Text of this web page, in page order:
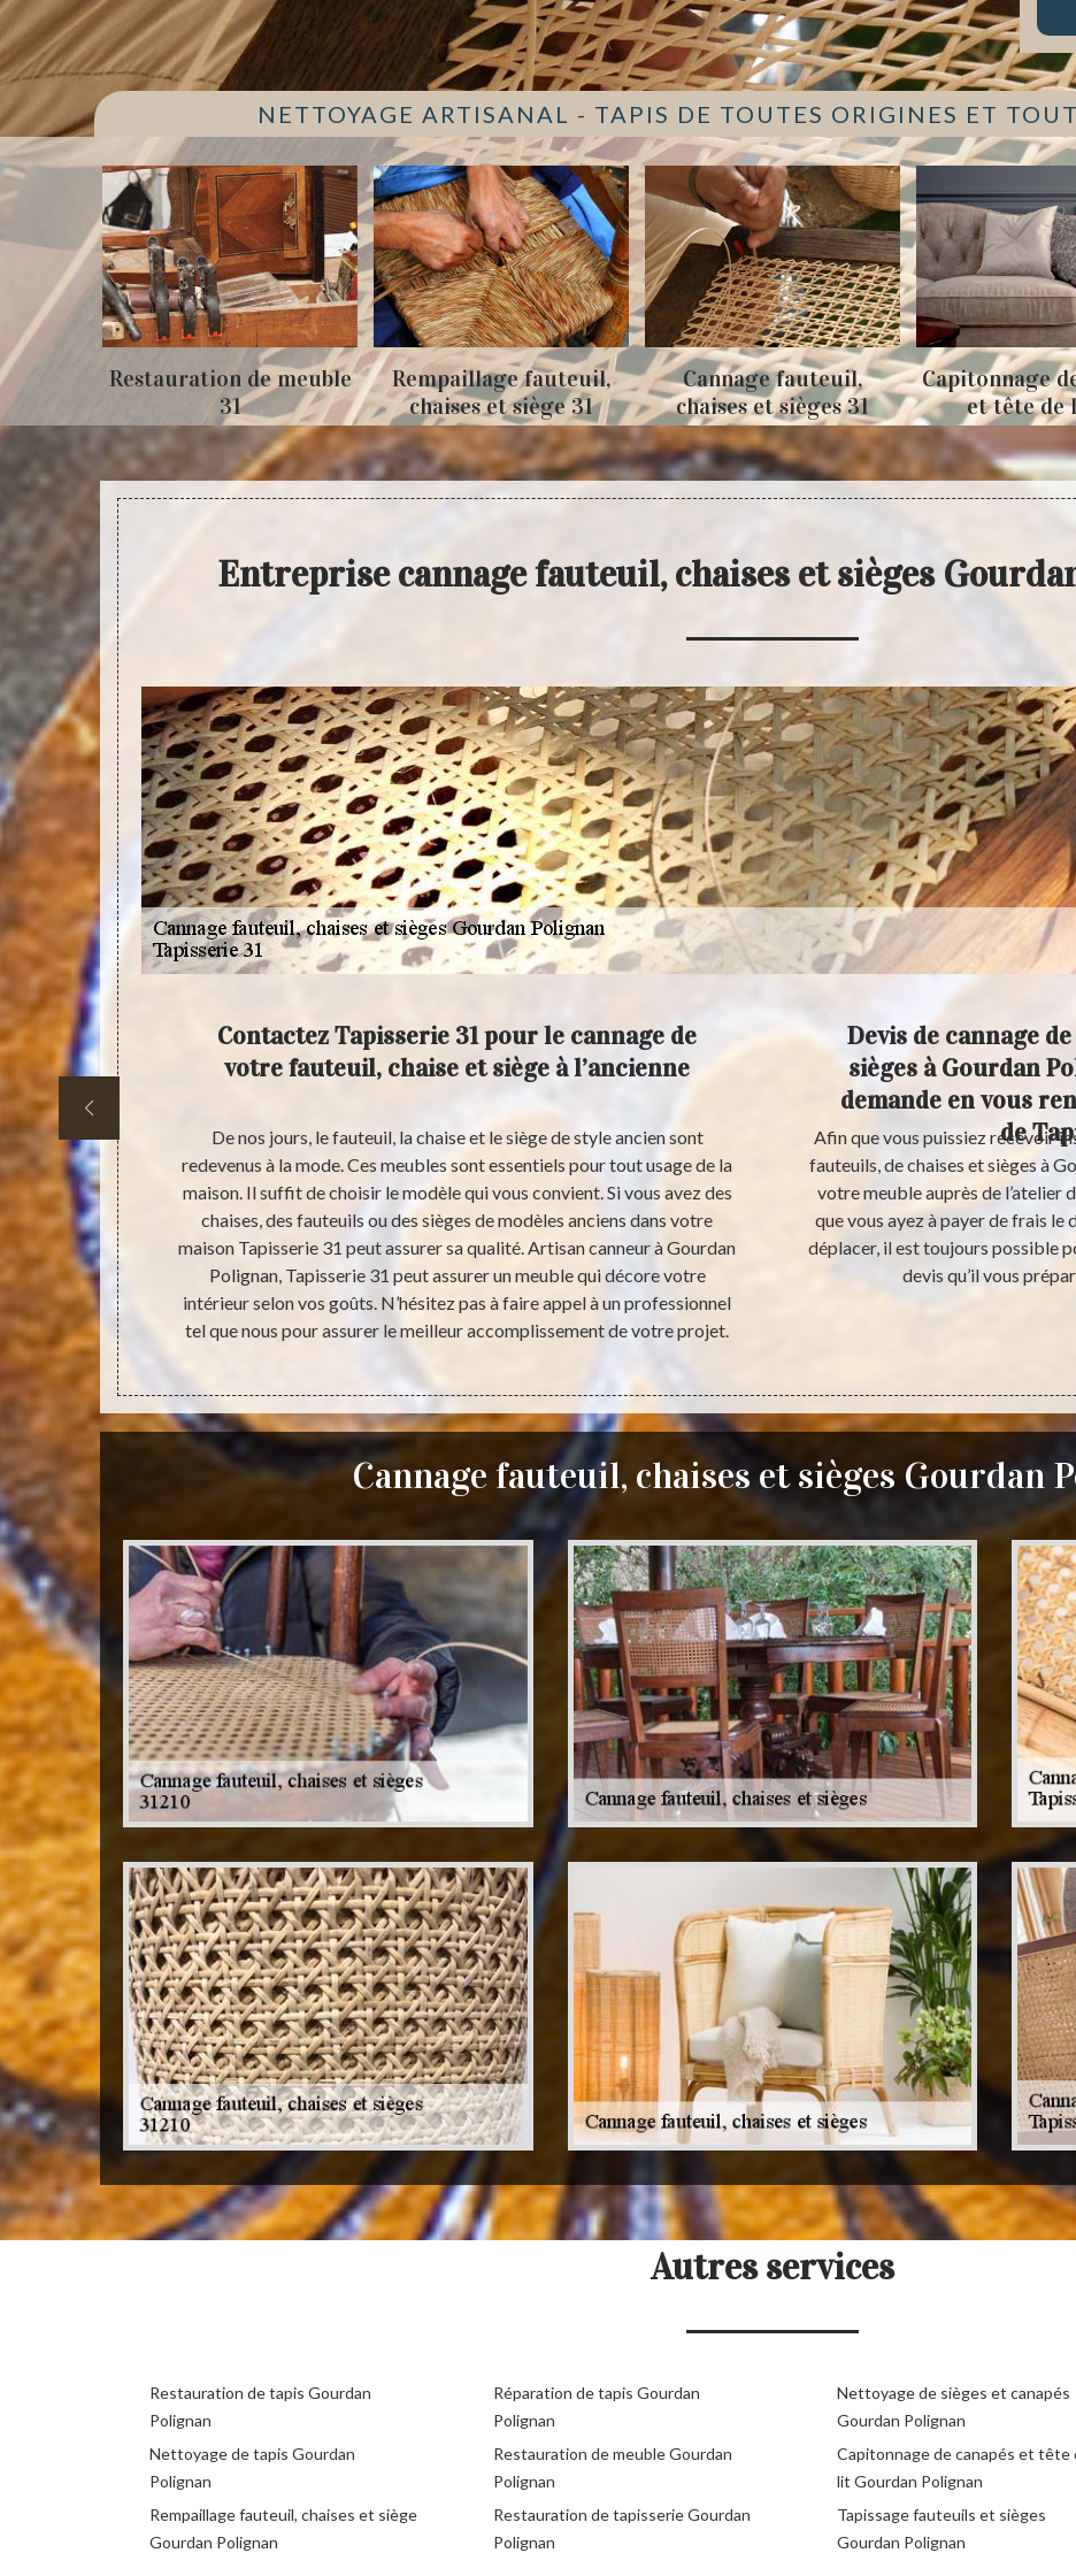
NETTOYAGE ARTISANAL - TAPIS DE TOUTES ORIGINES ET
de meuble
Rempaillage fauteuil,
chaises et siège 31
Cannage fauteuil,
chaises et sièges 31
Capitonnage de canapés
et tête de lit 31
Entreprise cannage fauteuil, chaises et sièges
et
exige
sont
de vous
soient vos
qui
un devis
l’appeler
Contactez Tapisserie 31 pour le cannage de
votre fauteuil, chaise et siège à l’ancienne
De nos jours, le fauteuil, la chaise et le siège de style ancien sont
redevenus à la mode. Ces meubles sont essentiels pour tout usage de la
maison. Il suffit de choisir le modèle qui vous convient. Si vous avez des
chaises, des fauteuils ou des sièges de modèles anciens dans votre
maison Tapisserie 31 peut assurer sa qualité. Artisan canneur à Gourdan
Polignan, Tapisserie 31 peut assurer un meuble qui décore votre
intérieur selon vos goûts. N’hésitez pas à faire appel à un professionnel
tel que nous pour assurer le meilleur accomplissement de votre projet.
Devis de cannage
sièges à Gourdan
demande en vous
de
Afin que vous puissiez recevoir
fauteuils, de chaises et sièges à
votre meuble auprès de l’atelier
que vous ayez à payer de frais le
déplacer, il est toujours possible
devis qu’il vous
Cannage fauteuil, chaises et sièges Gourdan
Autres services
Restauration de tapis Gourdan
Polignan
Nettoyage de tapis Gourdan
Polignan
Rempaillage fauteuil, chaises et siège
Gourdan Polignan
Réparation de tapis Gourdan
Polignan
Restauration de meuble Gourdan
Polignan
Restauration de tapisserie Gourdan
Polignan
Nettoyage de sièges et canapés
Gourdan Polignan
Capitonnage de canapés et tête
lit Gourdan Polignan
Tapissage fauteuils et sièges
Gourdan Polignan